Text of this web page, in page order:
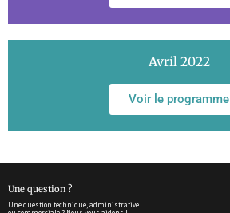
Avril 2022
Voir le programme
Une question ?
Une question technique, administrative